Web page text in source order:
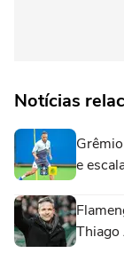
Notícias
e
Thiago